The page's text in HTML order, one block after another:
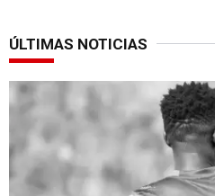
ÚLTIMAS NOTICIAS